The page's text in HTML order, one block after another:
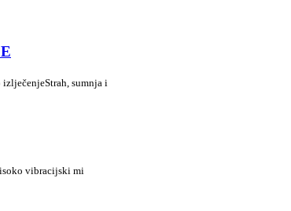
sumnja i
vibracijski mi